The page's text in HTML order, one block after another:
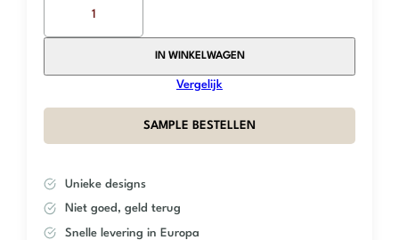
Factory
Black
–
IN WINKELWAGEN
Vergelijk
SAMPLE BESTELLEN
Unieke designs
Niet goed, geld terug
Snelle levering in Europa